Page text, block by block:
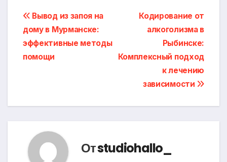
Навигация
по
записям
Кодирование от
алкоголизма в
Рыбинске:
Комплексный подход
к лечению
зависимости
Вывод из запоя на
дому в Мурманске:
эффективные методы
помощи
Отstudiohallo_